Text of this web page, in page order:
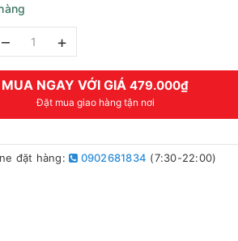
– +
MUA NGAY VỚI GIÁ479.000₫
Đặt mua giao hàng tận nơi
đặt hàng: 0902681834 (7:30-22:00)